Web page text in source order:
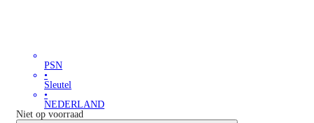
PSN
•
Sleutel
•
NEDERLAND
Niet op voorraad